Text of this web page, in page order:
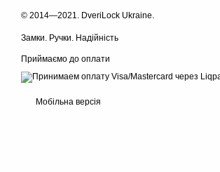
© 2014—2021. DveriLock Ukraine.
Замки. Ручки. Надійність
Приймаємо до оплати
Мобільна версія